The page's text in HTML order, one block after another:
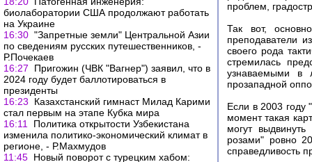
биолаборатории США продолжают работать
на Украине
16:30 "Запретные земли" Центральной Азии
по сведениям русских путешественников, -
Р.Почекаев
16:27
Пригожин (ЧВК "Вагнер") заявил, что в
2024 году будет баллотироваться в
президенты
16:23
Казахстанский гимнаст Милад Карими
стал первым на этапе Кубка мира
16:11
Политика открытости Узбекистана
изменила политико-экономический климат в
регионе, - Р.Махмудов
11:45 Новый поворот с турецким хабом:
проблем,
Так вот,
преподаватели
своего рода
стремилась
узнаваемыми в
прозападной
Если в 2003 году
момент такая
могут
розами" ровно
справедливость